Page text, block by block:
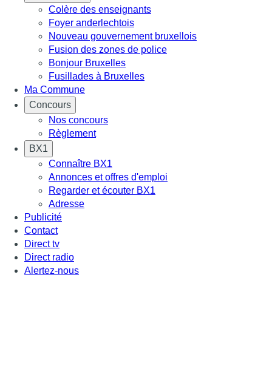
Colère des enseignants
Foyer anderlechtois
Nouveau gouvernement bruxellois
Fusion des zones de police
Bonjour Bruxelles
Fusillades à Bruxelles
Ma Commune
Concours
Nos concours
Règlement
BX1
Connaître BX1
Annonces et offres d'emploi
Regarder et écouter BX1
Adresse
Publicité
Contact
Direct tv
Direct radio
Alertez-nous